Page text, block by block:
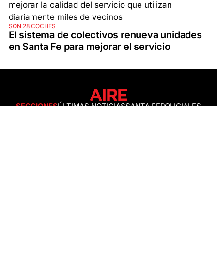
SON 28 COCHES
El sistema de colectivos renueva unidades
en Santa Fe para mejorar el servicio
SECCIONESÚLTIMAS NOTICIASSANTA FEPOLICIALES